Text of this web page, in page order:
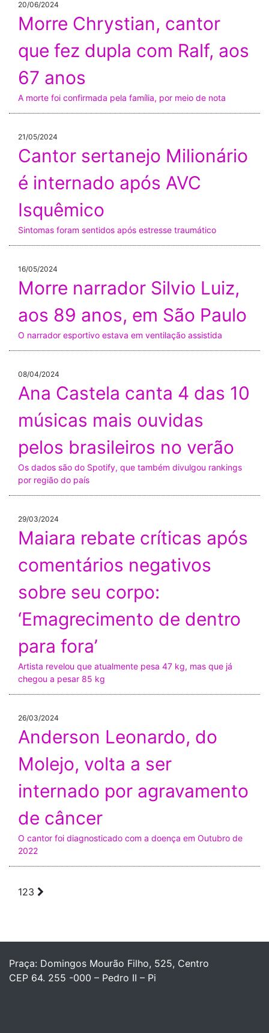
20/06/2024
Morre Chrystian, cantor
que fez dupla com Ralf, aos
67 anos
A morte foi confirmada pela família, por meio de nota
21/05/2024
Cantor sertanejo Milionário
é internado após AVC
Isquêmico
Sintomas foram sentidos após estresse traumático
16/05/2024
Morre narrador Silvio Luiz,
aos 89 anos, em São Paulo
O narrador esportivo estava em ventilação assistida
08/04/2024
Ana Castela canta 4 das 10
músicas mais ouvidas
pelos brasileiros no verão
Os dados são do Spotify, que também divulgou rankings
por região do país
29/03/2024
Maiara rebate críticas após
comentários negativos
sobre seu corpo:
‘Emagrecimento de dentro
para fora’
Artista revelou que atualmente pesa 47 kg, mas que já
chegou a pesar 85 kg
26/03/2024
Anderson Leonardo, do
Molejo, volta a ser
internado por agravamento
de câncer
O cantor foi diagnosticado com a doença em Outubro de
2022
123
Praça: Domingos Mourão Filho, 525, Centro
CEP 64. 255 -000 – Pedro II – Pi